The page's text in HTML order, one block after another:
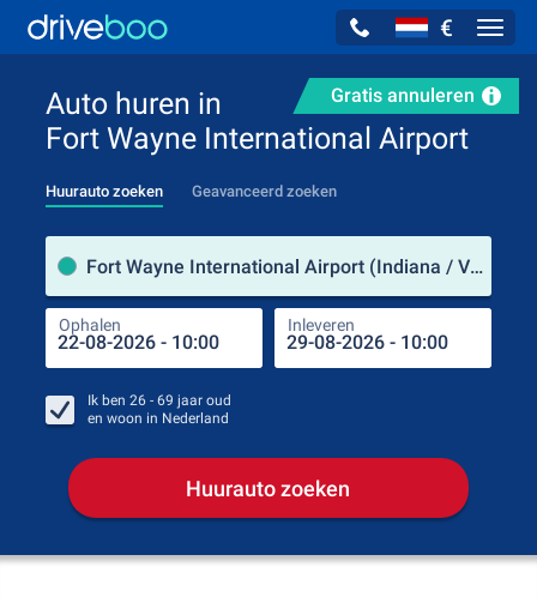
€
Gratis annuleren
Auto huren in
Fort Wayne International Airport
Huurauto zoeken Geavanceerd zoeken
Fort Wayne International Airport (Indiana / Verenigde Staten)
Ophalen Inleveren
Ik ben 26 - 69 jaar oud
en woon in Nederland
Huurauto zoeken